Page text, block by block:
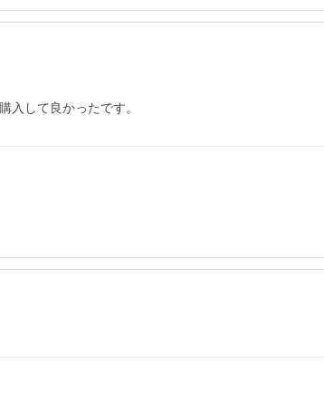
入して良かったです。